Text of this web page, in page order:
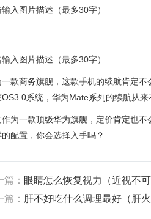
输入图片描述（最多30字）
输入图片描述（最多30字）
一款商务旗舰，这款手机的续航肯定
系统，华为Mate系列的续航从来
作为一款顶级华为旗舰，定价肯定也
配置，你会选择入手吗？
篇： 眼睛怎么恢复视力（近视不可
篇： 肝不好吃什么调理最好（肝火